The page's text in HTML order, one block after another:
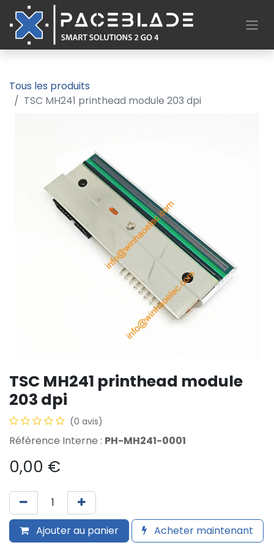
Tous les produits
TSC MH241 printhead module 203 dpi
TSC MH241 printhead module
203 dpi
(0 avis)
Référence Interne : PH-MH241-0001
0,00 €
Ajouter au panier Acheter maintenant